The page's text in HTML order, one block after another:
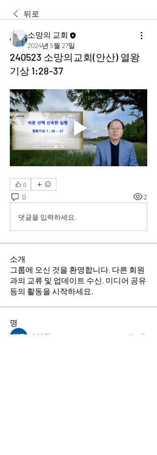
뒤로
소망의 교회
2024년 5월 27일
240523 소망의교회(안산) 열왕
기상 1:28-37
0
0 2
댓글을 입력하세요.
소개
그룹에 오신 것을 환영합니다. 다른 회원
과의 교류 및 업데이트 수신, 미디어 공유
등의 활동을 시작하세요.
명
김희두
팔로우